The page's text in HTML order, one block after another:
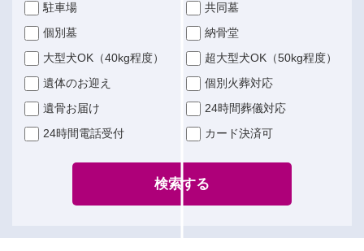
駐車場
共同墓
個別墓
納骨堂
大型犬OK（40kg程度）
超大型犬OK（50kg程度）
遺体のお迎え
個別火葬対応
遺骨お届け
24時間葬儀対応
24時間電話受付
カード決済可
検索する